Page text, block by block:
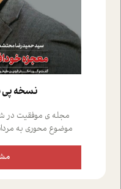
نسخه پي
مجله ی موفقیت در
موضوع محوری به
علیخواه، جامعه
از دریچه های